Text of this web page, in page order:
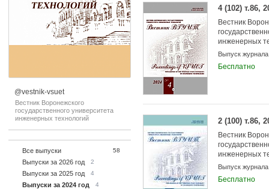
@vestnik-vsuet
Вестник Воронежского
государственного университета
инженерных технологий
Все выпуски 58
Выпуски за 2026 год 2
Выпуски за 2025 год 4
Выпуски за 2024 год 4
4 (102) т.86,
Вестник
инженерных
Выпуск журнала
Бесплатно
2 (100) т.86,
Вестник
инженерных
Выпуск журнала
Бесплатно